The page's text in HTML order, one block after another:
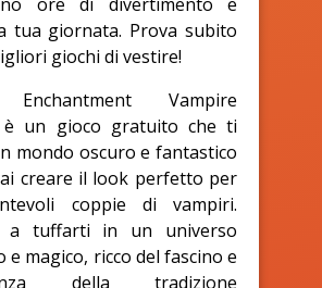
tua giornata. Prova subito
giochi di vestire!
Enchantment Vampire
è un gioco gratuito che ti
mondo oscuro e fantastico
creare il look perfetto per
coppie di vampiri.
a tuffarti in un universo
e magico, ricco del fascino e
della tradizione